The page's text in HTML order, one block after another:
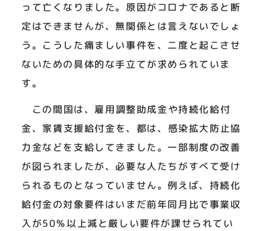
って亡くなりました。原因がコロナであると断
定はできませんが、無関係とは言えないでしょ
う。こうした痛ましい事件を、二度と起こさせ
ないための具体的な手立てが求められていま
す。
この間国は、雇用調整助成金や持続化給付
金、家賃支援給付金を、都は、感染拡大防止協
力金などを支給してきました。一部制度の改善
が図られましたが、必要な人たちがすべて受け
られるものとなっていません。例えば、持続化
給付金の対象要件はいまだ前年同月比で事業収
入が50％以上減と厳しい要件が課せられてい